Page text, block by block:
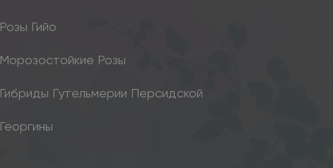
Розы Гийо
Морозостойкие Розы
Гибриды Гутельмерии Персидской
Георгины